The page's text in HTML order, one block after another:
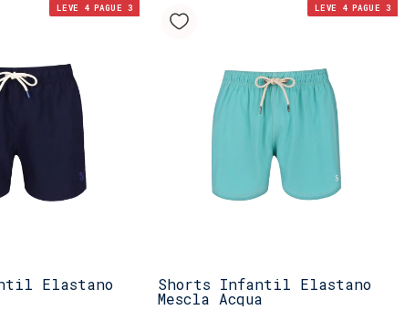
LEVE 4 PAGUE 3
Elastano
LEVE 4 PAGUE 3
Shorts Infantil Elastano
Mescla Acqua